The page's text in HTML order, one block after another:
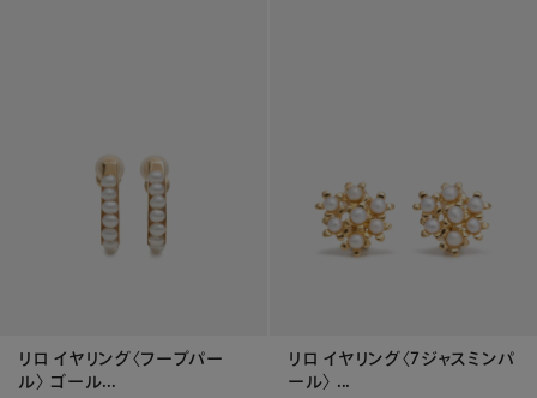
リロ イヤリング〈フープパー
ル〉 ゴール...
リロ イヤリング〈7ジャスミンパ
ール〉 ...